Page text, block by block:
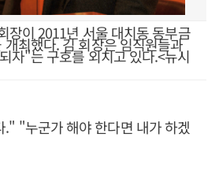
이 2011년 서울 대치동 동부금
최했다. 김 회장은 임직원들과
자"는 구호를 외치고 있다.<뉴시
"누군가 해야 한다면 내가 하겠